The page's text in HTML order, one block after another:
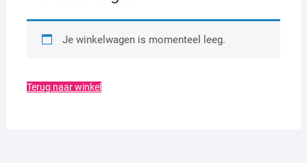
Je winkelwagen is momenteel leeg.
Terug naar winkel